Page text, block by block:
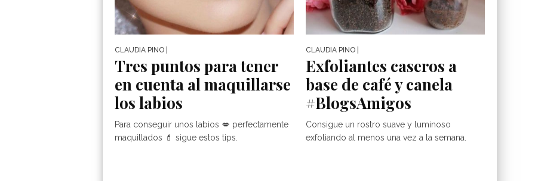
CLAUDIA PINO
Tres puntos para tener
en cuenta al maquillarse
los labios
Para conseguir unos labios 💋 perfectamente
maquillados 💄 sigue estos tips.
CLAUDIA PINO
Exfoliantes caseros a
base de café y canela
#BlogsAmigos
Consigue un rostro suave y luminoso
exfoliando al menos una vez a la semana.